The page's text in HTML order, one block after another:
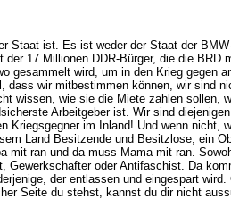
ist. Es ist weder der Staat der
17 Millionen DDR-Bürger, die die
gesammelt wird, um in den Krieg
wir mitbestimmen können, wir sind
wissen, wie sie die Miete zahlen
Arbeitgeber ist. Wir sind
Kriegsgegner im Inland! Und wenn
Land Besitzende und Besitzlose, ein
ran und da muss Mama mit ran.
oder Antifaschist. Da
der entlassen und eingespart
Seite du stehst, kannst du dir nicht